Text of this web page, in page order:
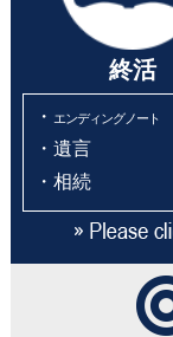
終活
・ エンディングノート
・遺言
・相続